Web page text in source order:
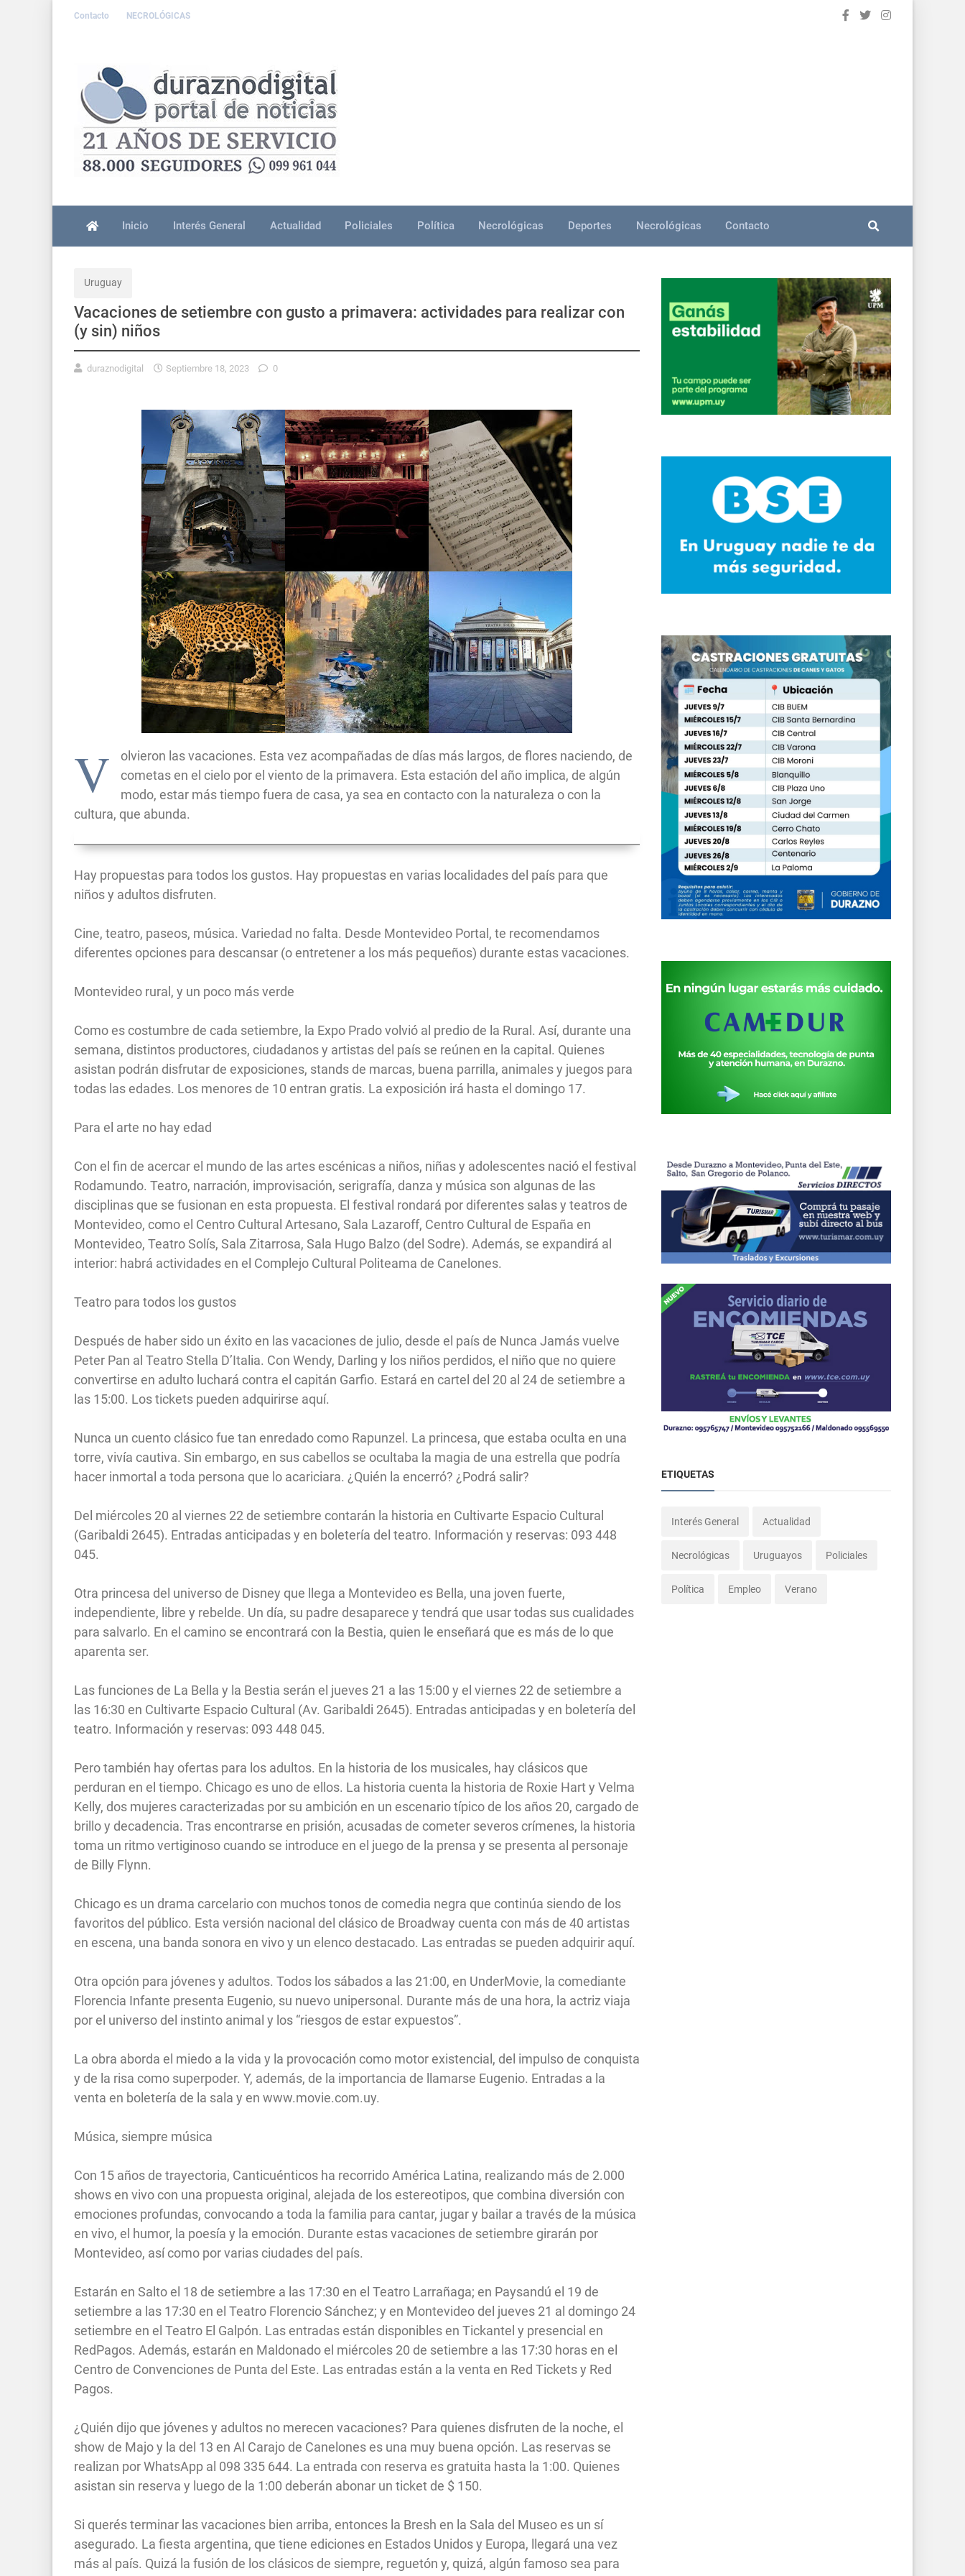
Contacto NECROLÓGICAS
Inicio Interés General Actualidad Policiales Política Necrológicas Deportes Necrológicas Contacto
Uruguay
Vacaciones de setiembre con gusto a primavera: actividades para realizar con
(y sin) niños
duraznodigital Septiembre 18, 2023 0
V
olvieron las vacaciones. Esta vez acompañadas de días más largos, de flores naciendo, de
cometas en el cielo por el viento de la primavera. Esta estación del año implica, de algún
modo, estar más tiempo fuera de casa, ya sea en contacto con la naturaleza o con la
cultura, que abunda.
Hay propuestas para todos los gustos. Hay propuestas en varias localidades del país para que
niños y adultos disfruten.
Cine, teatro, paseos, música. Variedad no falta. Desde Montevideo Portal, te recomendamos
diferentes opciones para descansar (o entretener a los más pequeños) durante estas vacaciones.
Montevideo rural, y un poco más verde
Como es costumbre de cada setiembre, la Expo Prado volvió al predio de la Rural. Así, durante una
semana, distintos productores, ciudadanos y artistas del país se reúnen en la capital. Quienes
asistan podrán disfrutar de exposiciones, stands de marcas, buena parrilla, animales y juegos para
todas las edades. Los menores de 10 entran gratis. La exposición irá hasta el domingo 17.
Para el arte no hay edad
Con el fin de acercar el mundo de las artes escénicas a niños, niñas y adolescentes nació el festival
Rodamundo. Teatro, narración, improvisación, serigrafía, danza y música son algunas de las
disciplinas que se fusionan en esta propuesta. El festival rondará por diferentes salas y teatros de
Montevideo, como el Centro Cultural Artesano, Sala Lazaroff, Centro Cultural de España en
Montevideo, Teatro Solís, Sala Zitarrosa, Sala Hugo Balzo (del Sodre). Además, se expandirá al
interior: habrá actividades en el Complejo Cultural Politeama de Canelones.
Teatro para todos los gustos
Después de haber sido un éxito en las vacaciones de julio, desde el país de Nunca Jamás vuelve
Peter Pan al Teatro Stella D’Italia. Con Wendy, Darling y los niños perdidos, el niño que no quiere
convertirse en adulto luchará contra el capitán Garfio. Estará en cartel del 20 al 24 de setiembre a
las 15:00. Los tickets pueden adquirirse aquí.
Nunca un cuento clásico fue tan enredado como Rapunzel. La princesa, que estaba oculta en una
torre, vivía cautiva. Sin embargo, en sus cabellos se ocultaba la magia de una estrella que podría
hacer inmortal a toda persona que lo acariciara. ¿Quién la encerró? ¿Podrá salir?
Del miércoles 20 al viernes 22 de setiembre contarán la historia en Cultivarte Espacio Cultural
(Garibaldi 2645). Entradas anticipadas y en boletería del teatro. Información y reservas: 093 448
045.
Otra princesa del universo de Disney que llega a Montevideo es Bella, una joven fuerte,
independiente, libre y rebelde. Un día, su padre desaparece y tendrá que usar todas sus cualidades
para salvarlo. En el camino se encontrará con la Bestia, quien le enseñará que es más de lo que
aparenta ser.
Las funciones de La Bella y la Bestia serán el jueves 21 a las 15:00 y el viernes 22 de setiembre a
las 16:30 en Cultivarte Espacio Cultural (Av. Garibaldi 2645). Entradas anticipadas y en boletería del
teatro. Información y reservas: 093 448 045.
Pero también hay ofertas para los adultos. En la historia de los musicales, hay clásicos que
perduran en el tiempo. Chicago es uno de ellos. La historia cuenta la historia de Roxie Hart y Velma
Kelly, dos mujeres caracterizadas por su ambición en un escenario típico de los años 20, cargado de
brillo y decadencia. Tras encontrarse en prisión, acusadas de cometer severos crímenes, la historia
toma un ritmo vertiginoso cuando se introduce en el juego de la prensa y se presenta al personaje
de Billy Flynn.
Chicago es un drama carcelario con muchos tonos de comedia negra que continúa siendo de los
favoritos del público. Esta versión nacional del clásico de Broadway cuenta con más de 40 artistas
en escena, una banda sonora en vivo y un elenco destacado. Las entradas se pueden adquirir aquí.
Otra opción para jóvenes y adultos. Todos los sábados a las 21:00, en UnderMovie, la comediante
Florencia Infante presenta Eugenio, su nuevo unipersonal. Durante más de una hora, la actriz viaja
por el universo del instinto animal y los “riesgos de estar expuestos”.
La obra aborda el miedo a la vida y la provocación como motor existencial, del impulso de conquista
y de la risa como superpoder. Y, además, de la importancia de llamarse Eugenio. Entradas a la
venta en boletería de la sala y en www.movie.com.uy.
Música, siempre música
Con 15 años de trayectoria, Canticuénticos ha recorrido América Latina, realizando más de 2.000
shows en vivo con una propuesta original, alejada de los estereotipos, que combina diversión con
emociones profundas, convocando a toda la familia para cantar, jugar y bailar a través de la música
en vivo, el humor, la poesía y la emoción. Durante estas vacaciones de setiembre girarán por
Montevideo, así como por varias ciudades del país.
Estarán en Salto el 18 de setiembre a las 17:30 en el Teatro Larrañaga; en Paysandú el 19 de
setiembre a las 17:30 en el Teatro Florencio Sánchez; y en Montevideo del jueves 21 al domingo 24
setiembre en el Teatro El Galpón. Las entradas están disponibles en Tickantel y presencial en
RedPagos. Además, estarán en Maldonado el miércoles 20 de setiembre a las 17:30 horas en el
Centro de Convenciones de Punta del Este. Las entradas están a la venta en Red Tickets y Red
Pagos.
¿Quién dijo que jóvenes y adultos no merecen vacaciones? Para quienes disfruten de la noche, el
show de Majo y la del 13 en Al Carajo de Canelones es una muy buena opción. Las reservas se
realizan por WhatsApp al 098 335 644. La entrada con reserva es gratuita hasta la 1:00. Quienes
asistan sin reserva y luego de la 1:00 deberán abonar un ticket de $ 150.
Si querés terminar las vacaciones bien arriba, entonces la Bresh en la Sala del Museo es un sí
asegurado. La fiesta argentina, que tiene ediciones en Estados Unidos y Europa, llegará una vez
más al país. Quizá la fusión de los clásicos de siempre, reguetón y, quizá, algún famoso sea para
ETIQUETAS
Interés General Actualidad
Necrológicas Uruguayos Policiales
Política Empleo Verano